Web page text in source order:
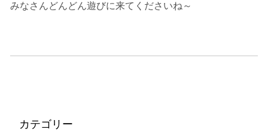
みなさんどんどん遊びに来てくださいね～
カテゴリー